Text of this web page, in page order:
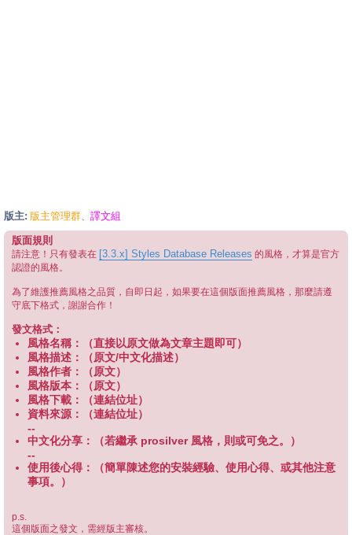
版主: 版主管理群、 譯文組
版面規則
請注意！只有發表在 [3.3.x] Styles Database Releases 的風格，才算是官方
認證的風格。
為了維護推薦風格之品質，自即日起，如果要在這個版面推薦風格，那麼請遵
守底下格式，謝謝合作！
發文格式：
風格名稱：（直接以原文做為文章主題即可）
風格描述：（原文/中文化描述）
風格作者：（原文）
風格版本：（原文）
風格下載：（連結位址）
資料來源：（連結位址）
--
中文化分享：（若繼承 prosilver 風格，則或可免之。）
--
使用後心得：（簡單陳述您的安裝經驗、使用心得、或其他注意
事項。）
p.s.
這個版面之發文，需經版主審核。